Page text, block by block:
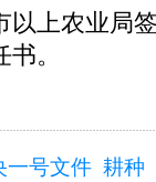
上农业局
。
一号文件 耕种